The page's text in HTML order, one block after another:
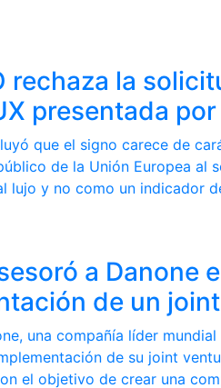
rechaza la
presentada por
que el signo carece de
de la Unión Europea al
lujo y no como un indicador
a Danone
de un
una compañía líder
de su joint
el objetivo de crear una